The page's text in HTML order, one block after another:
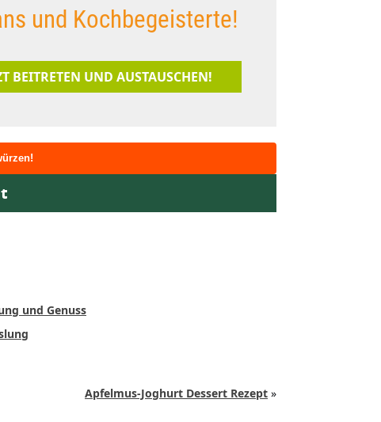
und Kochbegeisterte!
BEITRETEN UND AUSTAUSCHEN!
und Genuss
Apfelmus-Joghurt Dessert Rezept »